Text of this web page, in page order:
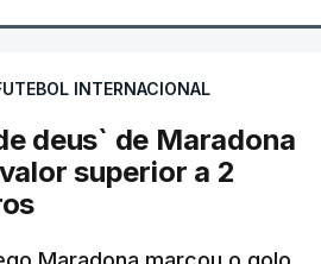
INTERNACIONAL
deus` de Maradona
superior a 2